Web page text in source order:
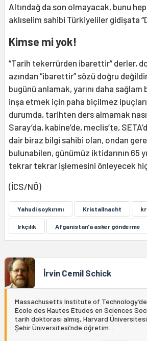
Altındağ da son olmayacak, bunu
aklıselim sahibi Türkiyeliler gidişata
Kimse mi yok!
“Tarih tekerrürden ibarettir” derler,
azından “ibarettir” sözü doğru
bugünü anlamak, yarını daha
inşa etmek için paha biçilmez
durumda, tarihten ders almamak
Saray’da, kabine’de, meclis’te,
dair biraz bilgi sahibi olan, ondan
bulunabilen, günümüz iktidarının 65
tekrar tekrar işlemesini önleyecek
(İCS/NÖ)
Yahudi soykırımı Kristallnacht
Irkçılık Afganistan'a asker gönderme
İrvin Cemil Schick
Massachusetts Institute of
École des Hautes Études en Sciences
tarih doktorası almış, Harvard
Şehir Üniversitesi’nde öğretim...